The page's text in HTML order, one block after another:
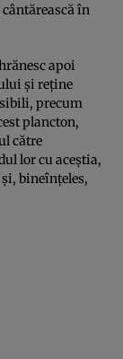
cântărească în
apoi
și reține
precum
plancton,
către
lor cu aceștia,
bineînțeles,